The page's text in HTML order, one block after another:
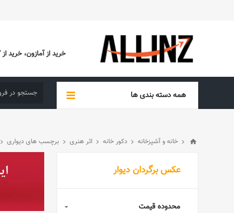
خرید از آمازون، خرید از EBAY، خرید از آدیداس (ADIDAS)، خرید از سایتهای خارجی
همه دسته بندی ها
خانه و آشپزخانه دکور خانه اثر هنری برچسب های دیواری
عکس برگردان دیوار
محدوده قیمت